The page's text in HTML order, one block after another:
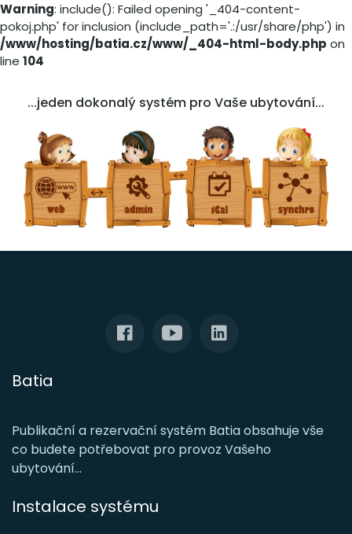
Warning: include(): Failed opening '_404-content-
pokoj.php' for inclusion (include_path='.:/usr/share/php') in
/www/hosting/batia.cz/www/_404-html-body.php on
line 104
...jeden dokonalý systém pro Vaše ubytování...
Batia
Publikační a rezervační systém Batia obsahuje vše
co budete potřebovat pro provoz Vašeho
ubytování...
Instalace systému